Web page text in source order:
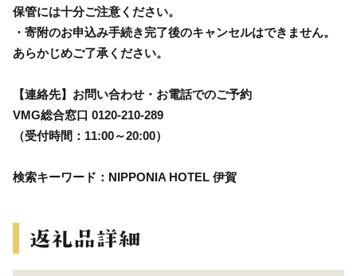
保管には十分ご注意ください。
・寄附のお申込み手続き完了後のキャンセルはできません。
あらかじめご了承ください。
【連絡先】お問い合わせ・お電話でのご予約
VMG総合窓口 0120-210-289
（受付時間：11:00～20:00）
検索キーワード：NIPPONIA HOTEL 伊賀